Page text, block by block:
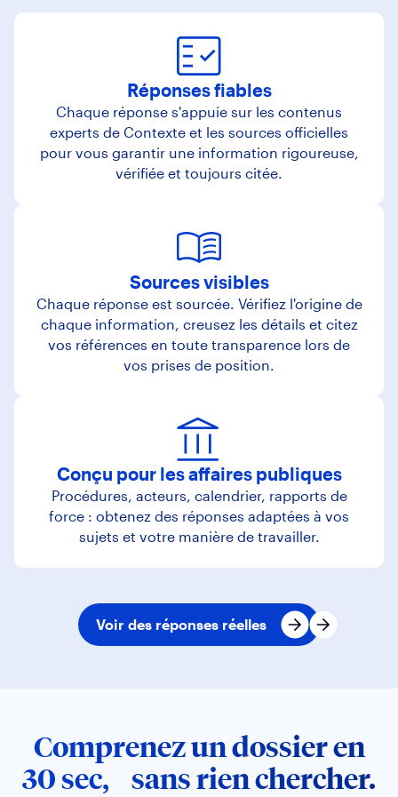
Réponses fiables
Chaque réponse s'appuie sur les contenus
experts de Contexte et les sources officielles
pour vous garantir une information rigoureuse,
vérifiée et toujours citée.
Sources visibles
Chaque réponse est sourcée. Vérifiez l'origine de
chaque information, creusez les détails et citez
vos références en toute transparence lors de
vos prises de position.
Conçu pour les affaires publiques
Procédures, acteurs, calendrier, rapports de
force : obtenez des réponses adaptées à vos
sujets et votre manière de travailler.
Voir des réponses réelles
Comprenez un dossier en
30 sec, sans rien chercher.